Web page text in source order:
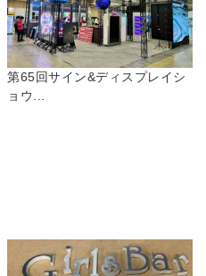
第65回サイン&ディスプレイシ
ョウ...